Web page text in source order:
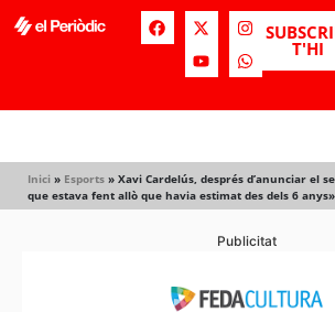
T'HI
Inici » Esports » Xavi Cardelús, després d’anunciar el
que estava fent allò que havia estimat des dels 6 anys»
Publicitat